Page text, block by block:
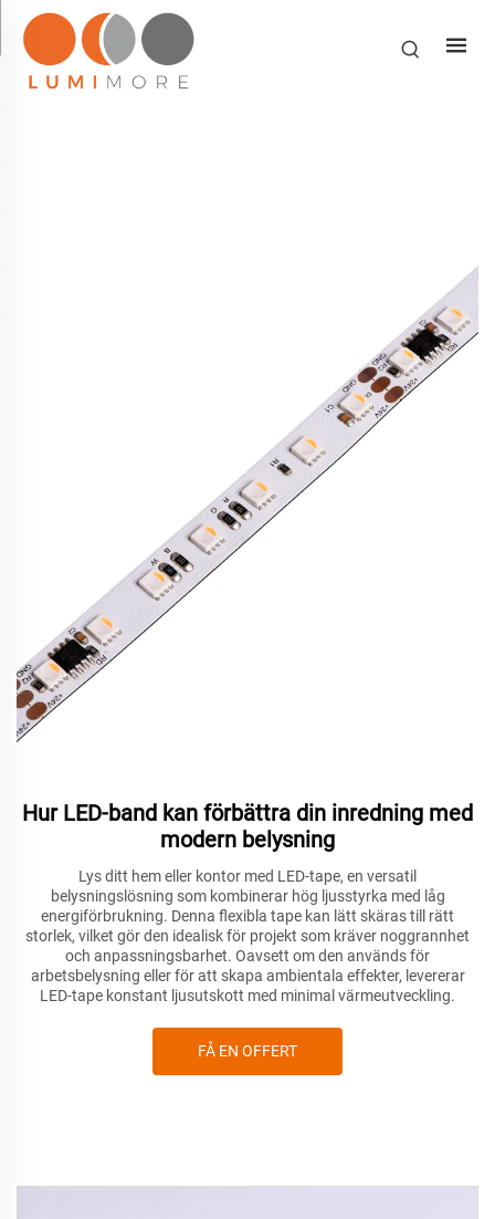
Hur LED-band kan förbättra din inredning med
modern belysning
Lys ditt hem eller kontor med LED-tape, en versatil
belysningslösning som kombinerar hög ljusstyrka med låg
energiförbrukning. Denna flexibla tape kan lätt skäras till rätt
storlek, vilket gör den idealisk för projekt som kräver noggrannhet
och anpassningsbarhet. Oavsett om den används för
arbetsbelysning eller för att skapa ambientala effekter, levererar
LED-tape konstant ljusutskott med minimal värmeutveckling.
FÅ EN OFFERT